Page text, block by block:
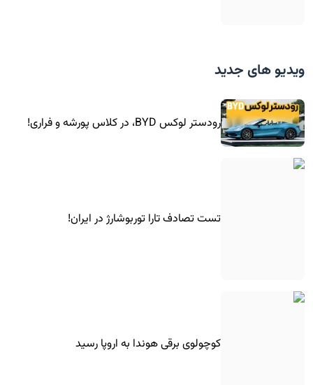
ویدیو های جدید
رودستر لوکس BYD، در کلاس پورشه و فراری!
تست تصادف تارا توربوشارژ در ایران!
کوچولوی برقی هوندا به اروپا رسید